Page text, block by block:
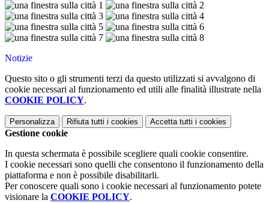
Notizie
Questo sito o gli strumenti terzi da questo utilizzati si avvalgono di
cookie necessari al funzionamento ed utili alle finalità illustrate nella
COOKIE POLICY.
Personalizza Rifiuta tutti i cookies Accetta tutti i cookies
Gestione cookie
In questa schermata è possibile scegliere quali cookie consentire.
I cookie necessari sono quelli che consentono il funzionamento della
piattaforma e non è possibile disabilitarli.
Per conoscere quali sono i cookie necessari al funzionamento potete
visionare la COOKIE POLICY.